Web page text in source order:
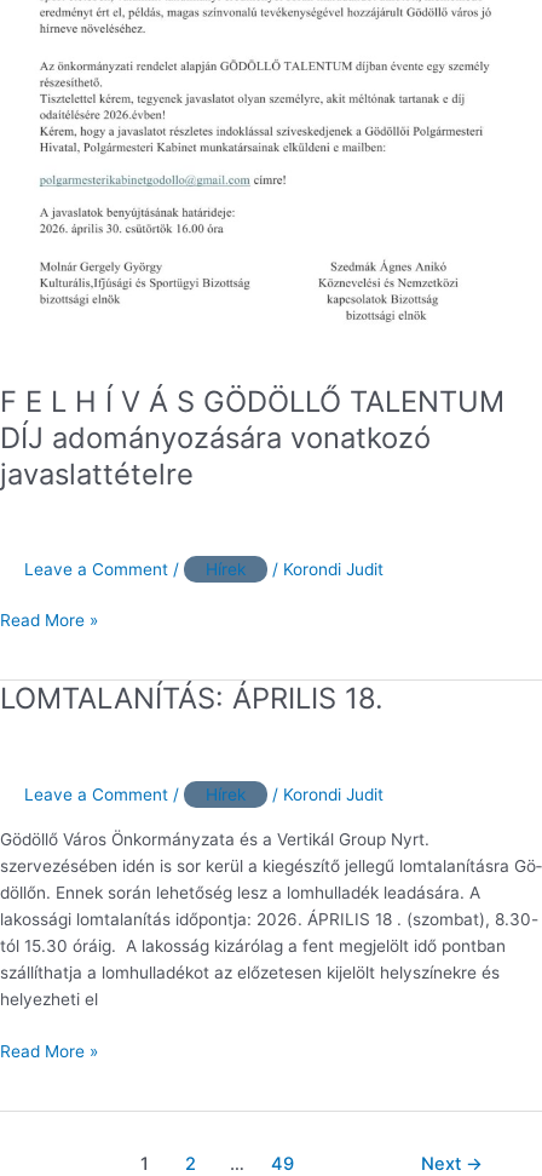
F E L H Í V Á S GÖDÖLLŐ TALENTUM
DÍJ adományozására vonatkozó
javaslattételre
Leave a Comment / Hírek / Korondi Judit
Read More »
LOMTALANÍTÁS: ÁPRILIS 18.
Leave a Comment / Hírek / Korondi Judit
Gödöllő Város Önkormányzata és a Vertikál Group Nyrt.
szervezésében idén is sor ke­rül a kiegészítő jellegű lomtalanításra Gö­
döllőn. Ennek során lehetőség lesz a lomhulladék leadására. A
lakossági lomtalanítás időpontja: 2026. ÁPRILIS 18 . (szombat), 8.30-
tól 15.30 óráig. A lakosság kizárólag a fent megjelölt idő­ pontban
szállíthatja a lomhulladékot az előzetesen kijelölt helyszínekre és
helyezhe­ti el
LOMTALANÍTÁS:
Read More »
1 2 … 49 Next →